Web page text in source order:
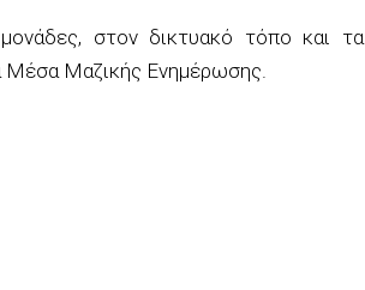
στον δικτυακό τόπο και τα
Μέσα Μαζικής Ενημέρωσης.